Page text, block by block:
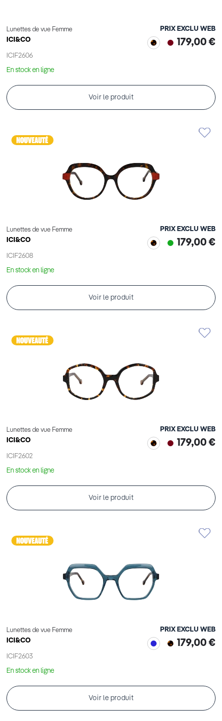
Lunettes de vue Femme
ICI&CO
ICIF2606
PRIX EXCLU WEB
179,00 €
En stock en ligne
Voir le produit
Lunettes de vue Femme
ICI&CO
ICIF2608
PRIX EXCLU WEB
179,00 €
En stock en ligne
Voir le produit
Lunettes de vue Femme
ICI&CO
ICIF2602
PRIX EXCLU WEB
179,00 €
En stock en ligne
Voir le produit
Lunettes de vue Femme
ICI&CO
ICIF2603
PRIX EXCLU WEB
179,00 €
En stock en ligne
Voir le produit